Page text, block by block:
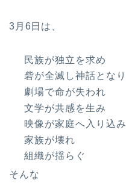
3月6日は、
民族が独立を求め
砦が全滅し神話となり
劇場で命が失われ
文学が共感を生み
映像が家庭へ入り込み
家族が壊れ
組織が揺らぐ
そんな